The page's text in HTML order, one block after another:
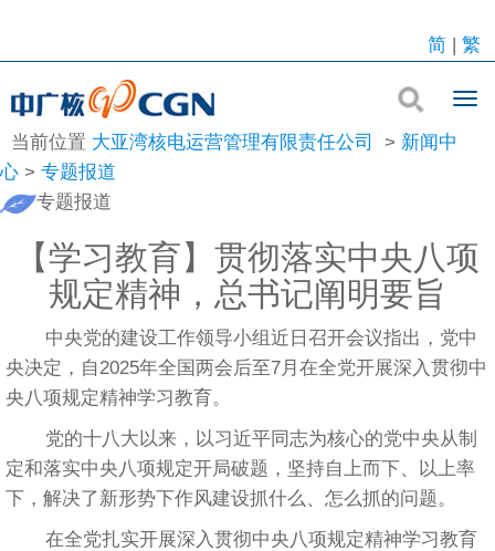
简| 繁
当前位置 大亚湾核电运营管理有限责任公司 > 新闻中
心 > 专题报道
专题报道
【学习教育】贯彻落实中央八项
规定精神，总书记阐明要旨
中央党的建设工作领导小组近日召开会议指出，党中
央决定，自2025年全国两会后至7月在全党开展深入贯彻中
央八项规定精神学习教育。
党的十八大以来，以习近平同志为核心的党中央从制
定和落实中央八项规定开局破题，坚持自上而下、以上率
下，解决了新形势下作风建设抓什么、怎么抓的问题。
在全党扎实开展深入贯彻中央八项规定精神学习教育